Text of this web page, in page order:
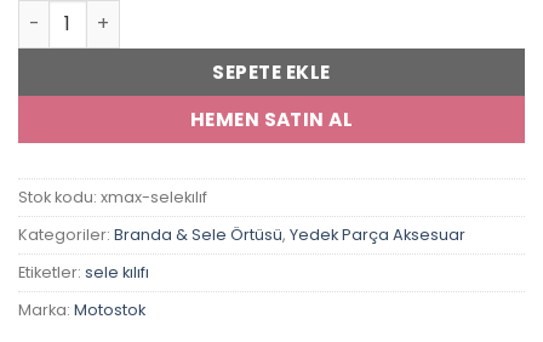
Yamaha Xmax 250 Sele Kılıfı adet
SEPETE EKLE
HEMEN SATIN AL
Stok kodu: xmax-selekılıf
Kategoriler: Branda & Sele Örtüsü, Yedek Parça Aksesuar
Etiketler: sele kılıfı
Marka: Motostok